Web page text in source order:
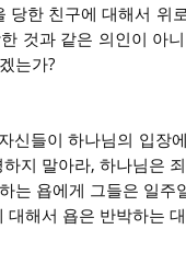
당한 친구에 대해서 위
것과 같은 의인이 아
는가?
신들이 하나님의 입장
지 말아라, 하나님은
는 욥에게 그들은 일
대해서 욥은 반박하는